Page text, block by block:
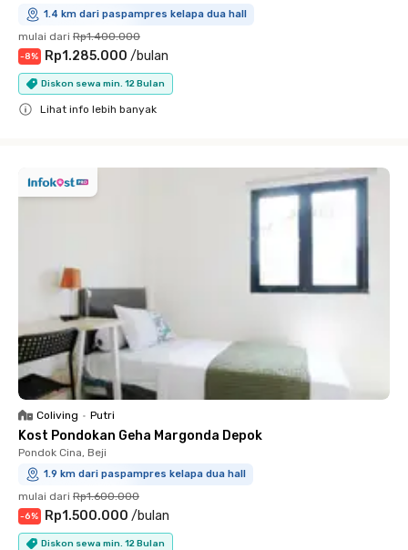
1.4 km dari paspampres kelapa dua hall
mulai dari Rp1.400.000
-8% Rp1.285.000 /bulan
Diskon sewa min. 12 Bulan
Lihat info lebih banyak
Coliving • Putri
Kost Pondokan Geha Margonda Depok
Pondok Cina, Beji
1.9 km dari paspampres kelapa dua hall
mulai dari Rp1.600.000
-6% Rp1.500.000 /bulan
Diskon sewa min. 12 Bulan